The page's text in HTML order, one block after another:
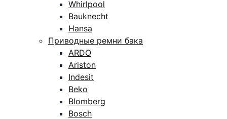
Whirlpool
Bauknecht
Hansa
Приводные ремни бака
ARDO
Ariston
Indesit
Beko
Blomberg
Bosch